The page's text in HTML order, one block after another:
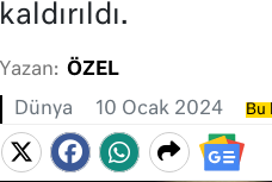
kaldırıldı.
Yazan: ÖZEL
Dünya 10 Ocak 2024 Bu